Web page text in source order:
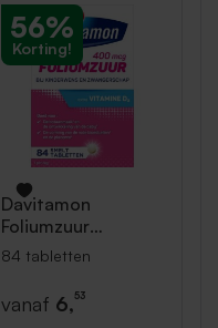
56%
Korting!
Davitamon
Foliumzuur
Vitamine D3 84
84 tabletten
vanaf 6,53